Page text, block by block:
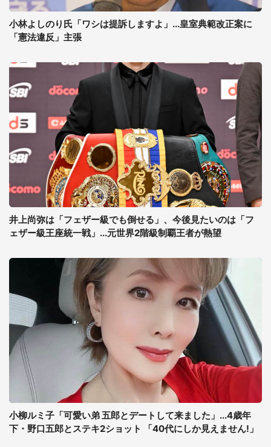
小林よしのり氏「ワシは提訴しますよ」...皇室典範改正案に
「憲法違反」主張
井上尚弥は「フェザー級でも倒せる」、今後見たいのは「フ
ェザー級王座統一戦」...元世界2階級制覇王者が熱望
小柳ルミ子「可愛い弟 五郎とデートして来ました」...4歳年
下・野口五郎とステキ2ショット 「40代にしか見えません!」